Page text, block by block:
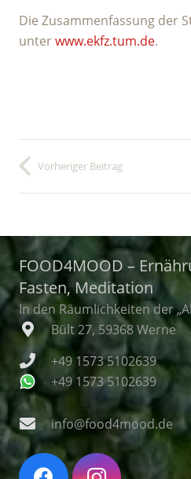
Die Zusammenfassung der
unterwww.ekfz.tum.de.
Vorheriger Beitrag
FOOD4MOOD –
Fasten, Meditation
In den Räumlichkeiten der
Bült 27, 59368 Werne
+49 1573 5102639
+49 1573 5102639
info@food4mood.de